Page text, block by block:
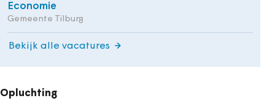
Economie
Gemeente Tilburg
Bekijk alle vacatures
Opluchting